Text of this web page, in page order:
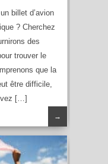
billet d’avion
? Cherchez
des
trouver le
que la
être difficile,
[…]
→